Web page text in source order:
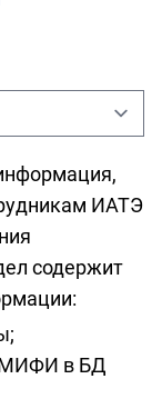
ИАТЭ
содержит
МИФИ в БД